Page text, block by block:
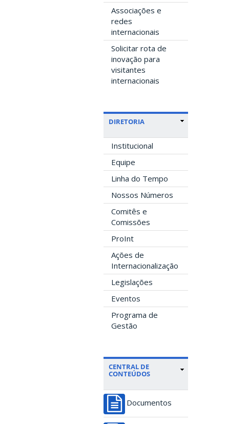
Associações e
redes
internacionais
Solicitar rota de
inovação para
visitantes
internacionais
DIRETORIA
Institucional
Equipe
Linha do Tempo
Nossos Números
Comitês e
Comissões
ProInt
Ações de
Internacionalização
Legislações
Eventos
Programa de
Gestão
CENTRAL DE
CONTEÚDOS
Documentos